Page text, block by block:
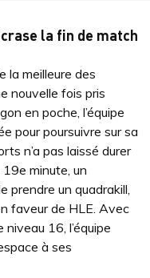
la fin de match
la meilleure des
nouvelle fois pris
en poche, l’équipe
pour poursuivre sur sa
n’a pas laissé durer
minute, un
prendre un quadrakill,
faveur de HLE. Avec
16, l’équipe
à ses